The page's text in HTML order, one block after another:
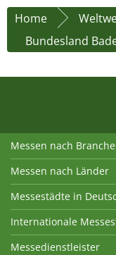
Home
Bundesland
Messen nach
Messen nach Länder
Messestädte in
Internationale
Messedienstleister